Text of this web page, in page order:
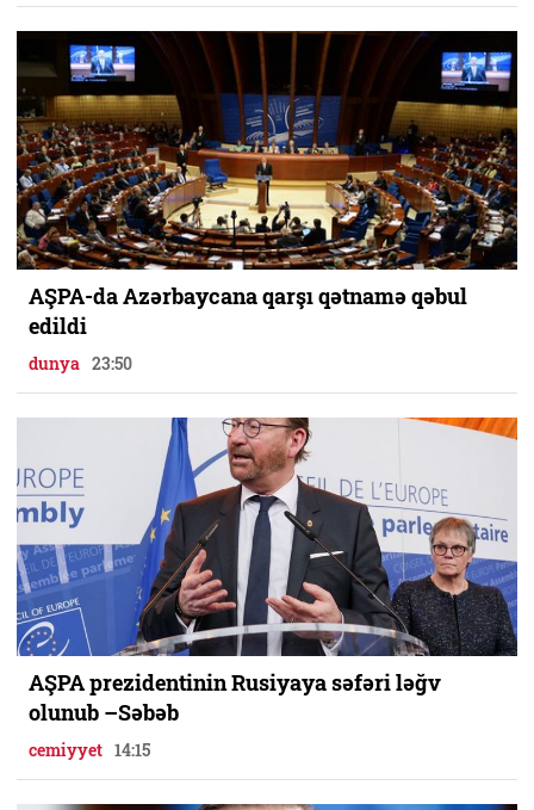
AŞPA-da Azərbaycana qarşı qətnamə qəbul
edildi
dunya 23:50
AŞPA prezidentinin Rusiyaya səfəri ləğv
olunub –Səbəb
cemiyyet 14:15